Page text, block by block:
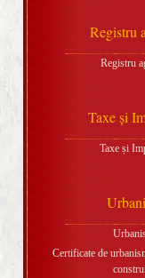
Registru
Registru
Taxe și
Taxe și
Certificate de